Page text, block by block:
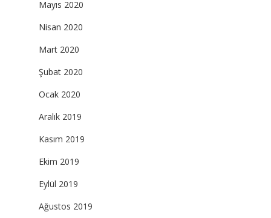
Mayıs 2020
Nisan 2020
Mart 2020
Şubat 2020
Ocak 2020
Aralık 2019
Kasım 2019
Ekim 2019
Eylül 2019
Ağustos 2019